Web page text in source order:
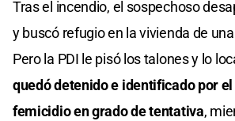
Tras el incendio, el sospechoso
y buscó refugio en la vivienda de
Pero la PDI le pisó los talones y lo
quedó detenido e identificado por
femicidio en grado de tentativa,